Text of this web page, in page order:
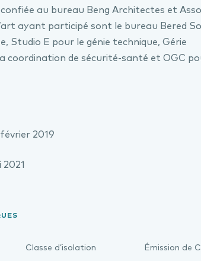
au bureau Beng Architectes et
ayant participé sont le bureau Bered
Studio E pour le génie technique, Gérie
coordination de sécurité-santé et OGC
2019
Classe d’isolation
Émission de